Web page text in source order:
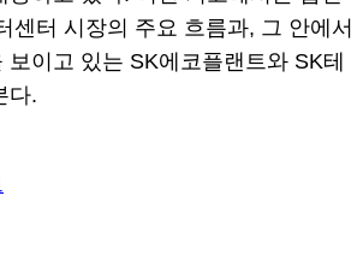
센터 시장의 주요 흐름과, 그 안에서
이고 있는 SK에코플랜트와 SK테
다.